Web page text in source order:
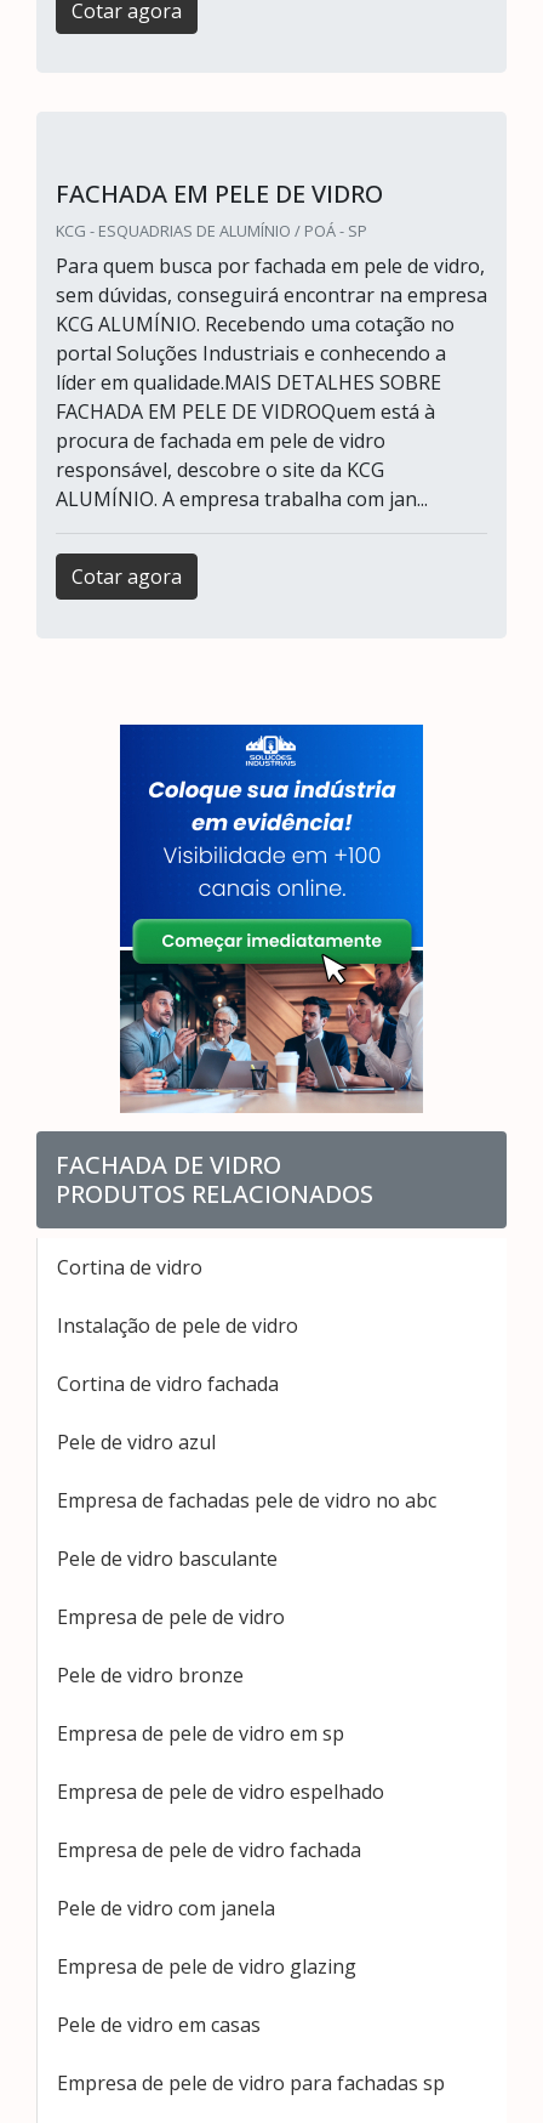
Cotar agora
FACHADA EM PELE DE VIDRO
KCG - ESQUADRIAS DE ALUMÍNIO / POÁ - SP
Para quem busca por fachada em pele de vidro,
sem dúvidas, conseguirá encontrar na empresa
KCG ALUMÍNIO. Recebendo uma cotação no
portal Soluções Industriais e conhecendo a
líder em qualidade.MAIS DETALHES SOBRE
FACHADA EM PELE DE VIDROQuem está à
procura de fachada em pele de vidro
responsável, descobre o site da KCG
ALUMÍNIO. A empresa trabalha com jan...
Cotar agora
FACHADA DE VIDRO
PRODUTOS RELACIONADOS
Cortina de vidro
Instalação de pele de vidro
Cortina de vidro fachada
Pele de vidro azul
Empresa de fachadas pele de vidro no abc
Pele de vidro basculante
Empresa de pele de vidro
Pele de vidro bronze
Empresa de pele de vidro em sp
Empresa de pele de vidro espelhado
Empresa de pele de vidro fachada
Pele de vidro com janela
Empresa de pele de vidro glazing
Pele de vidro em casas
Empresa de pele de vidro para fachadas sp